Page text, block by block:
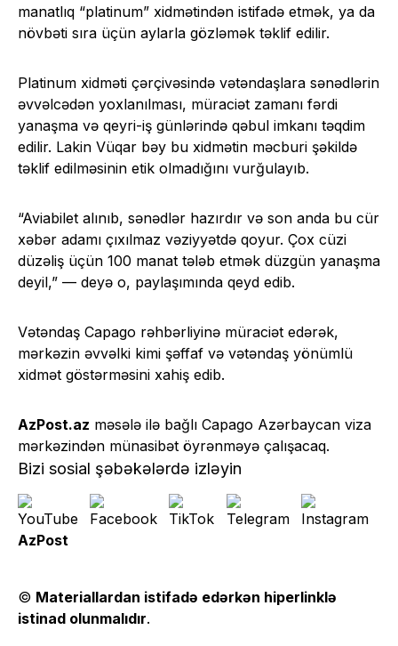
manatlıq “platinum” xidmətindən istifadə etmək, ya da
növbəti sıra üçün aylarla gözləmək təklif edilir.
Platinum xidməti çərçivəsində vətəndaşlara sənədlərin
əvvəlcədən yoxlanılması, müraciət zamanı fərdi
yanaşma və qeyri-iş günlərində qəbul imkanı təqdim
edilir. Lakin Vüqar bəy bu xidmətin məcburi şəkildə
təklif edilməsinin etik olmadığını vurğulayıb.
“Aviabilet alınıb, sənədlər hazırdır və son anda bu cür
xəbər adamı çıxılmaz vəziyyətdə qoyur. Çox cüzi
düzəliş üçün 100 manat tələb etmək düzgün yanaşma
deyil,” — deyə o, paylaşımında qeyd edib.
Vətəndaş Capago rəhbərliyinə müraciət edərək,
mərkəzin əvvəlki kimi şəffaf və vətəndaş yönümlü
xidmət göstərməsini xahiş edib.
AzPost.az məsələ ilə bağlı Capago Azərbaycan viza
mərkəzindən münasibət öyrənməyə çalışacaq.
Bizi sosial şəbəkələrdə izləyin
AzPost
© Materiallardan istifadə edərkən hiperlinklə
istinad olunmalıdır.